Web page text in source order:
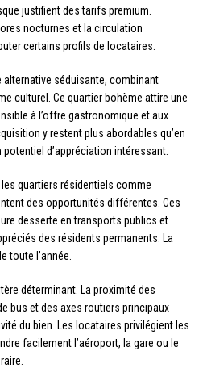
justifient des tarifs premium.
nocturnes et la circulation
certains profils de locataires.
séduisante, combinant
culturel. Ce quartier bohème attire une
à l’offre gastronomique et aux
y restent plus abordables qu’en
d’appréciation intéressant.
quartiers résidentiels comme
des opportunités différentes. Ces
desserte en transports publics et
des résidents permanents. La
toute l’année.
déterminant. La proximité des
bus et des axes routiers principaux
du bien. Les locataires privilégient les
facilement l’aéroport, la gare ou le